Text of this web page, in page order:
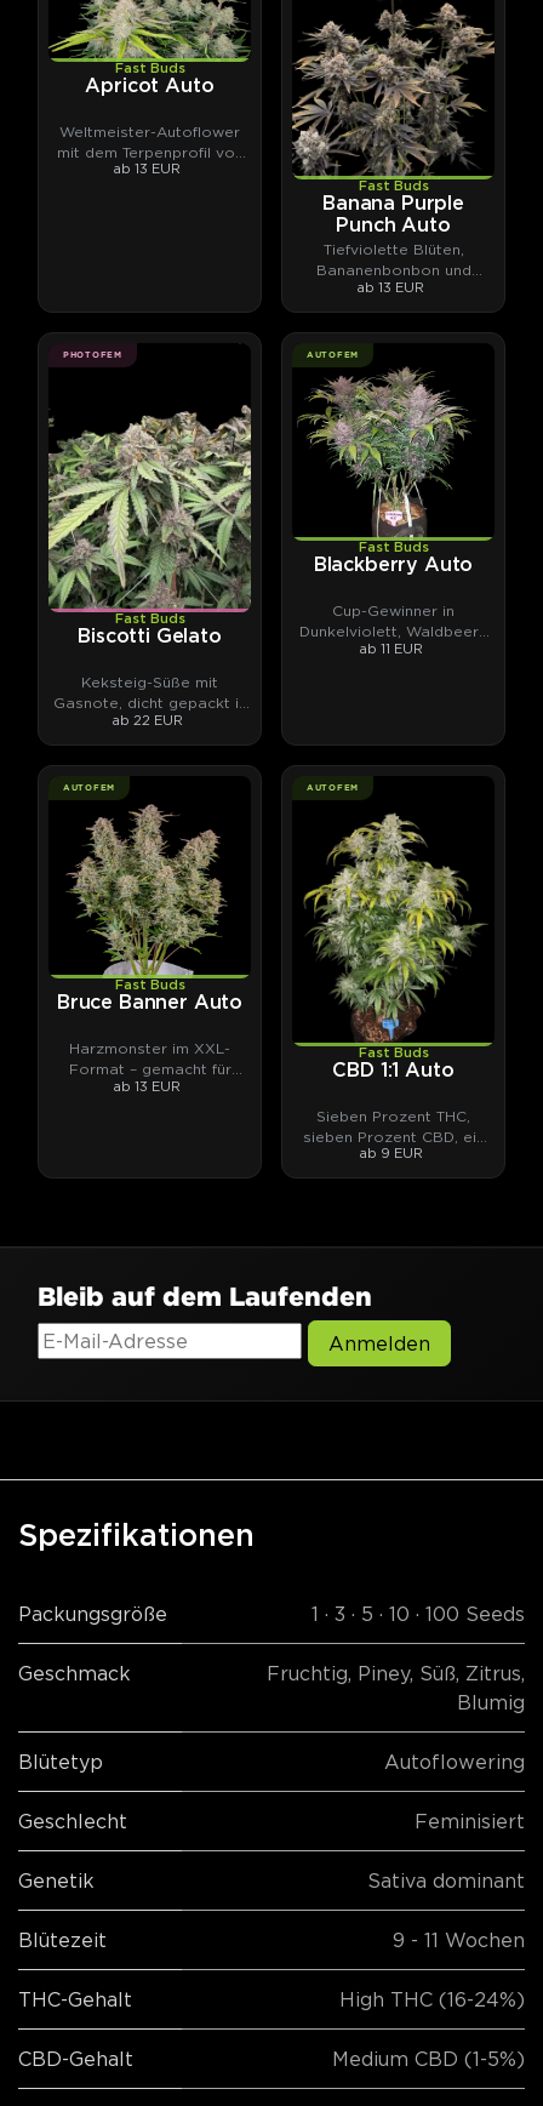
Fast Buds
Apricot Auto
Weltmeister-Autoflower
mit dem Terpenprofil von
Aprikosenmarmelade.
ab 13 EUR
Fast Buds
Banana Purple
Punch Auto
Tiefviolette Blüten,
Bananenbonbon und
Autoflower-Spitzenpotenz.
ab 13 EUR
PHOTOFEM
Fast Buds
Biscotti Gelato
Keksteig-Süße mit
Gasnote, dicht gepackt in
Harz.
ab 22 EUR
AUTOFEM
Fast Buds
Blackberry Auto
Cup-Gewinner in
Dunkelviolett, Waldbeere
und Kush.
ab 11 EUR
AUTOFEM
Fast Buds
Bruce Banner Auto
Harzmonster im XXL-
Format – gemacht für
Hasch und Extrakte.
ab 13 EUR
AUTOFEM
Fast Buds
CBD 1:1 Auto
Sieben Prozent THC,
sieben Prozent CBD, ein
Hauch Mango.
ab 9 EUR
Bleib auf dem Laufenden
Anmelden
Spezifikationen
Packungsgröße 1 · 3 · 5 · 10 · 100 Seeds
Geschmack Fruchtig, Piney, Süß, Zitrus,
Blumig
Blütetyp Autoflowering
Geschlecht Feminisiert
Genetik Sativa dominant
Blütezeit 9 - 11 Wochen
THC-Gehalt High THC (16-24%)
CBD-Gehalt Medium CBD (1-5%)